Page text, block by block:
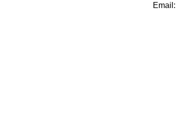
Email: